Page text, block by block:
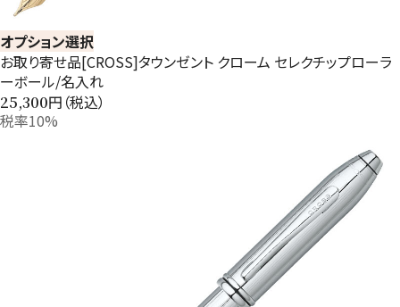
オプション選択
お取り寄せ品[CROSS]タウンゼント クローム セレクチップローラ
ーボール/名入れ
25,300円（税込）
税率10%